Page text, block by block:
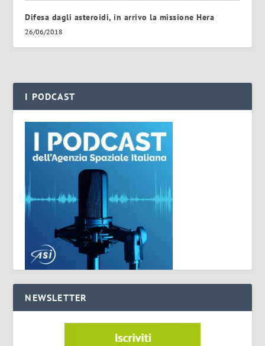
Difesa dagli asteroidi, in arrivo la missione Hera
26/06/2018
I PODCAST
NEWSLETTER